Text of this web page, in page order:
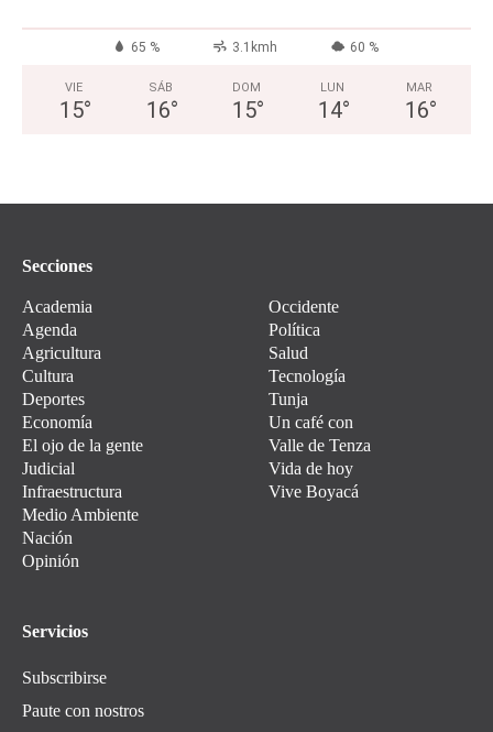
65 % 3.1kmh 60 %
VIE
15°
SÁB
16°
DOM
15°
LUN
14°
MAR
16°
Secciones
Academia
Agenda
Agricultura
Cultura
Deportes
Economía
El ojo de la gente
Judicial
Infraestructura
Medio Ambiente
Nación
Opinión
Occidente
Política
Salud
Tecnología
Tunja
Un café con
Valle de Tenza
Vida de hoy
Vive Boyacá
Servicios
Subscribirse
Paute con nostros